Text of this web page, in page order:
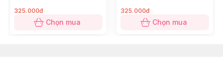
325.000đ
Chọn mua
325.000đ
Chọn mua